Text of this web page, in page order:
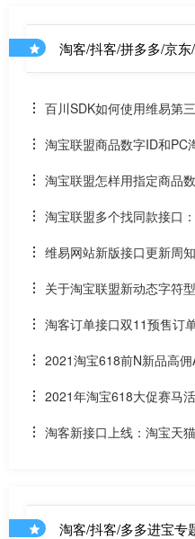
淘客/抖客/拼多多/京
百川SDK如何使用维易第
p）淘宝联盟商品数字ID和PC
淘宝联盟怎样用指定商品
和场景ID2转链？
淘宝联盟多个找同款接口
U找同款
维易网站新版接口更新周知
关于淘宝联盟新动态字符
况和API调用说明
淘客订单接口双11预售订
分是淘客双11预售订单是否
贝该如何计算佣金
2021淘宝618前N新品高佣
2021年淘宝618大促赛马
淘客新接口上线：淘宝天
淘客/抖客/多多进宝专